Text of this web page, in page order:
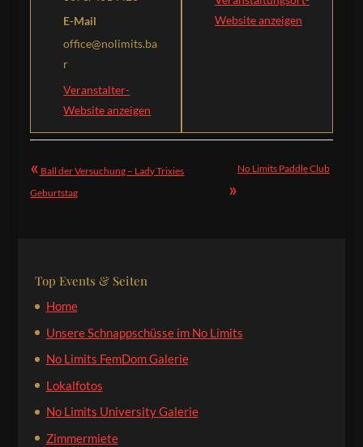
E-Mail
office@nolimits.ba
r
Veranstalter-
Website anzeigen
Website anzeigen
« Ball der Versuchung – Lady Trixies
Geburtstag
No Limits Paddle Club
»
Top Events & Seiten
Home
Unsere Schnappschüsse im No Limits
No Limits FemDom Galerie
Lokalfotos
No Limits University Galerie
Zimmermiete